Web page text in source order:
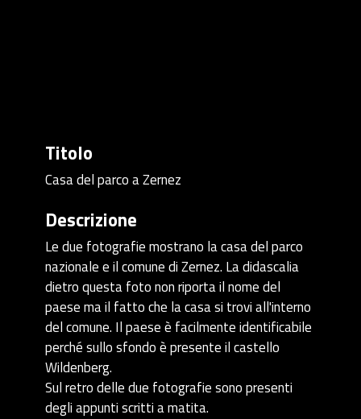
Titolo
Casa del parco a Zernez
Descrizione
Le due fotografie mostrano la casa del parco
nazionale e il comune di Zernez. La didascalia
dietro questa foto non riporta il nome del
paese ma il fatto che la casa si trovi all'interno
del comune. Il paese è facilmente identificabile
perché sullo sfondo è presente il castello
Wildenberg.
Sul retro delle due fotografie sono presenti
degli appunti scritti a matita.